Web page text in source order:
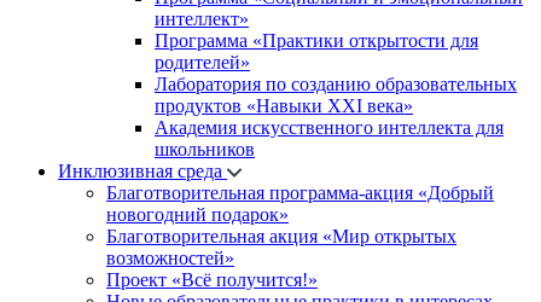
интеллект»
Программа «Практики открытости для
родителей»
Лаборатория по созданию образовательных
продуктов «Навыки XXI века»
Академия искусственного интеллекта для
школьников
Инклюзивная среда
Благотворительная программа-акция «Добрый
новогодний подарок»
Благотворительная акция «Мир открытых
возможностей»
Проект «Всё получится!»